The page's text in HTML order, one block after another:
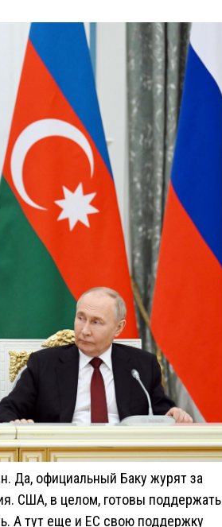
Да, официальный Баку журят за
США, в целом, готовы поддержать
А тут еще и ЕС свою поддержку